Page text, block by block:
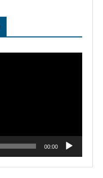
00:00